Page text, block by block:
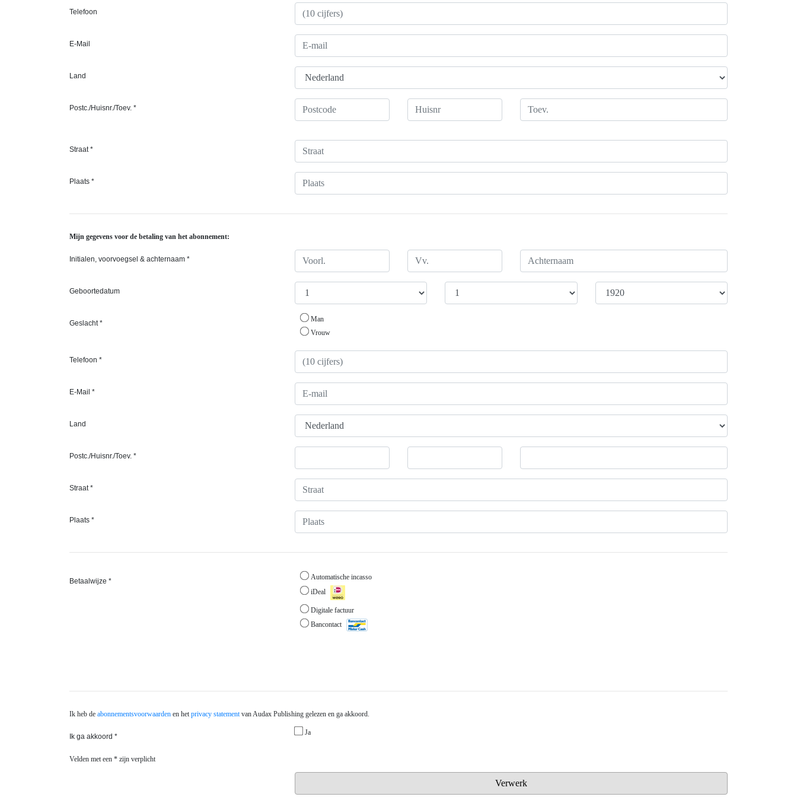
Telefoon
E-Mail
Land
Postc./Huisnr./Toev. *
Straat *
Plaats *
Mijn gegevens voor de betaling van het abonnement:
Initialen, voorvoegsel & achternaam *
Geboortedatum
Geslacht *
Man
Vrouw
Telefoon *
E-Mail *
Land
Postc./Huisnr./Toev. *
Straat *
Plaats *
Betaalwijze *
Automatische incasso
iDeal
Digitale factuur
Bancontact
Ik heb de abonnementsvoorwaarden en hetprivacy statementvan Audax Publishing gelezen en ga akkoord.
Ik ga akkoord * Ja
Velden met een * zijn verplicht